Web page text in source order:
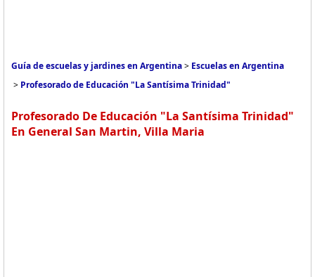
Guía de escuelas y jardines en Argentina> Escuelas en Argentina
> Profesorado de Educación "La Santísima Trinidad"
Profesorado De Educación "La Santísima Trinidad"
En General San Martin, Villa Maria